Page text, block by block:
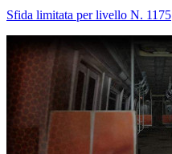
Sfida limitata per livello N. 1175